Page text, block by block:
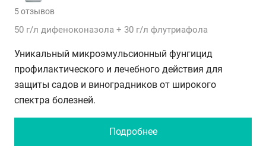
5 отзывов
50 г/л дифеноконазола + 30 г/л флутриафола
Уникальный микроэмульсионный фунгицид
профилактического и лечебного действия для
защиты садов и виноградников от широкого
спектра болезней.
Подробнее